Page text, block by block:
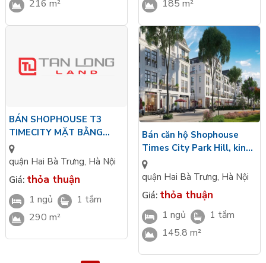
216 m²
185 m²
BÁN SHOPHOUSE T3
TIMECITY MẶT BẰNG
TẦNG 1 QUẬN HAI BÀ
TRƯNG HÀ NỘI, THUẬN
DOANH
quận Hai Bà Trưng, Hà Nội
Giá: thỏa thuận
1 ngủ
1 tắm
290 m²
Bán căn hộ Shophouse
Times City Park Hill, kinh
doanh tuyệt vời! DT
145.8m²
quận Hai Bà Trưng, Hà Nội
Giá: thỏa thuận
1 ngủ
1 tắm
145.8 m²